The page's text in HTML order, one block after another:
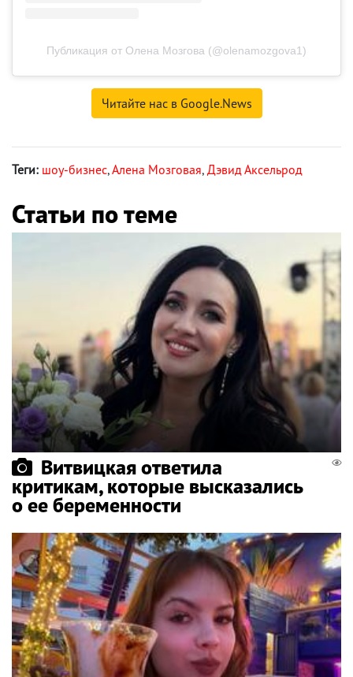
Публикация от Олена Мозгова (@olenamozgova1)
Читайте нас в Google.News
Теги: шоу-бизнес,Алена Мозговая, Дэвид Аксельрод
Статьи по теме
Витвицкая ответила
критикам, которые высказались
о ее беременности